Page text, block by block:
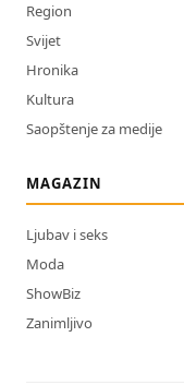
Region
Svijet
Hronika
Kultura
Saopštenje za medije
MAGAZIN
Ljubav i seks
Moda
ShowBiz
Zanimljivo